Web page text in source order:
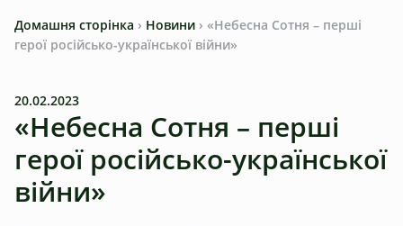
Домашня сторінка › Новини › «Небесна Сотня – перші
герої російсько-української війни»
20.02.2023
«Небесна Сотня – перші
герої російсько-української
війни»